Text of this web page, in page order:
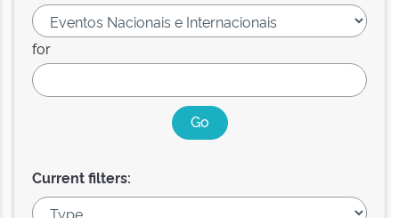
for
Current filters: